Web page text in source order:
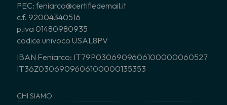
PEC: feniarco@certifiedemail.it
c.f. 92004340516
p.iva 01480980935
codice univoco USAL8PV
IBAN Feniarco: IT79P0306909606100000060527
IT36Z0306909606100000135353
CHI SIAMO